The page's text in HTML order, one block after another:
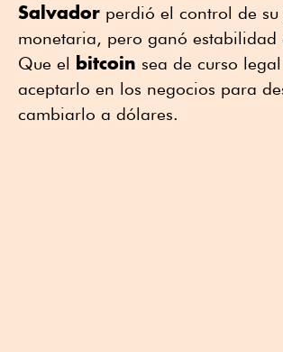
Salvador perdió el control de
monetaria, pero ganó estabilidad
Que el bitcoin sea de curso
aceptarlo en los negocios para
cambiarlo a dólares.